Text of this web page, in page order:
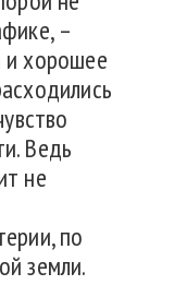
–
и хорошее
Ведь
не
по
земли.